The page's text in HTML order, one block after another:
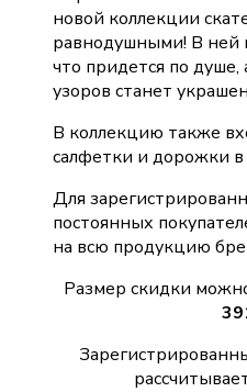
новой коллекции
равнодушными! В ней
что придется по
узоров станет
В коллекцию также
салфетки и дорожки
Для
постоянных
на всю продукцию
Размер скидки